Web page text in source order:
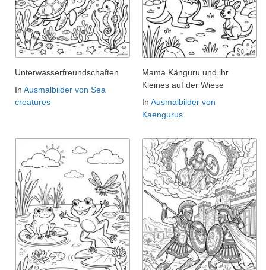
Unterwasserfreundschaften
In Ausmalbilder von Sea
creatures
Mama Känguru und ihr
Kleines auf der Wiese
In Ausmalbilder von
Kaengurus